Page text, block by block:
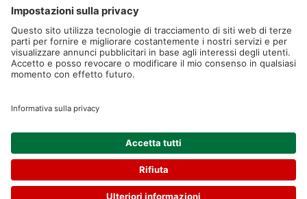
Termini di acquisto
Informativa Privacy
Trasparenza
Copyright© 2026 - Tutti i diritti sono riservati.
In Cibum è un marchio di Formamentis S.p.A. P.IVA
04009110653